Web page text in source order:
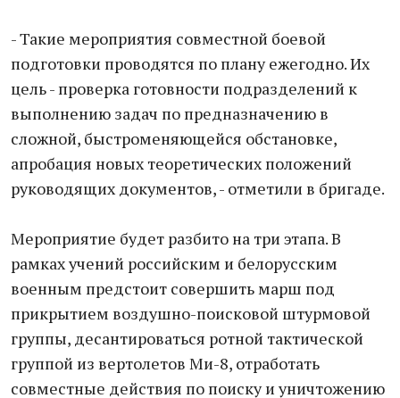
- Такие мероприятия совместной боевой
подготовки проводятся по плану ежегодно. Их
цель - проверка готовности подразделений к
выполнению задач по предназначению в
сложной, быстроменяющейся обстановке,
апробация новых теоретических положений
руководящих документов, - отметили в бригаде.
Мероприятие будет разбито на три этапа. В
рамках учений российским и белорусским
военным предстоит совершить марш под
прикрытием воздушно-поисковой штурмовой
группы, десантироваться ротной тактической
группой из вертолетов Ми-8, отработать
совместные действия по поиску и уничтожению